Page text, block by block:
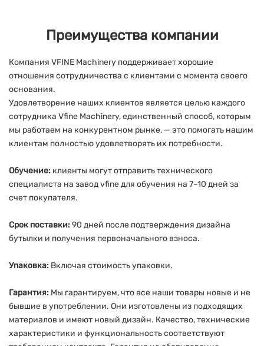
Преимущества компании
Компания VFINE Machinery поддерживает хорошие
отношения сотрудничества с клиентами с момента своего
основания.
Удовлетворение наших клиентов является целью каждого
сотрудника Vfine Machinery, единственный способ, которым
мы работаем на конкурентном рынке, — это помогать нашим
клиентам полностью удовлетворять их потребности.
Обучение: клиенты могут отправить технического
специалиста на завод vfine для обучения на 7–10 дней за
счет покупателя.
Срок поставки:90 дней после подтверждения дизайна
бутылки и получения первоначального взноса.
Упаковка: Включая стоимость упаковки.
Гарантия: Мы гарантируем, что все наши товары новые и не
бывшие в употреблении. Они изготовлены из подходящих
материалов и имеют новый дизайн. Качество, технические
характеристики и функциональность соответствуют